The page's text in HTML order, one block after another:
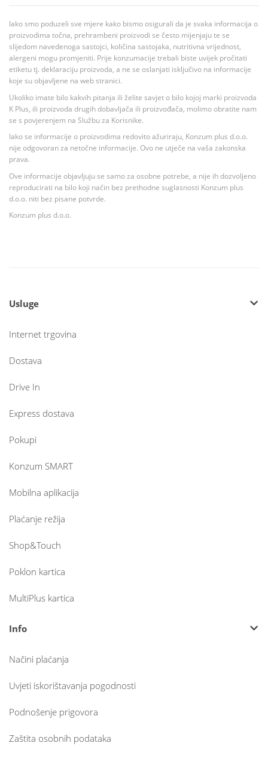
Iako smo poduzeli sve mjere kako bismo osigurali da je svaka informacija o
proizvodima točna, prehrambeni proizvodi se često mijenjaju te se
slijedom navedenoga sastojci, količina sastojaka, nutritivna vrijednost,
alergeni mogu promjeniti. Prije konzumacije trebali biste uvijek pročitati
etiketu tj. deklaraciju proizvoda, a ne se oslanjati isključivo na informacije
koje su objavljene na web stranici.
Ukoliko imate bilo kakvih pitanja ili želite savjet o bilo kojoj marki proizvoda
K Plus, ili proizvoda drugih dobavljača ili proizvođača, molimo obratite nam
se s povjerenjem na Službu za Korisnike.
Iako se informacije o proizvodima redovito ažuriraju, Konzum plus d.o.o.
nije odgovoran za netočne informacije. Ovo ne utječe na vaša zakonska
prava.
Ove informacije objavljuju se samo za osobne potrebe, a nije ih dozvoljeno
reproducirati na bilo koji način bez prethodne suglasnosti Konzum plus
d.o.o. niti bez pisane potvrde.
Konzum plus d.o.o.
Usluge
Internet trgovina
Dostava
Drive In
Express dostava
Pokupi
Konzum SMART
Mobilna aplikacija
Plaćanje režija
Shop&Touch
Poklon kartica
MultiPlus kartica
Info
Načini plaćanja
Uvjeti iskorištavanja pogodnosti
Podnošenje prigovora
Zaštita osobnih podataka